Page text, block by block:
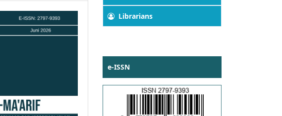
Librarians
e-ISSN